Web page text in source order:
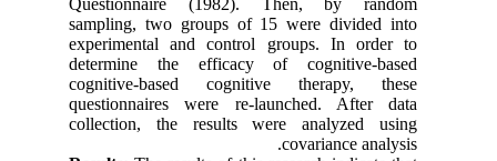
Questionnaire (1982). Then, by random
sampling, two groups of 15 were divided into
experimental and control groups. In order to
determine the efficacy of cognitive-based
cognitive-based cognitive therapy, these
questionnaires were re-launched. After data
collection, the results were analyzed using
covariance analysis.